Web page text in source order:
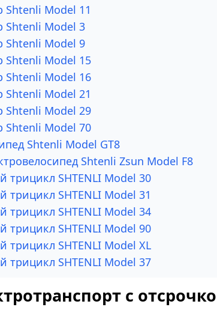
Shtenli Model 11
Shtenli Model 3
Shtenli Model 9
Shtenli Model 15
Shtenli Model 16
Shtenli Model 21
Shtenli Model 29
Shtenli Model 70
Shtenli Model GT8
Shtenli Zsun Model F8
трицикл SHTENLI Model 30
трицикл SHTENLI Model 31
трицикл SHTENLI Model 34
трицикл SHTENLI Model 90
трицикл SHTENLI Model XL
трицикл SHTENLI Model 37
с